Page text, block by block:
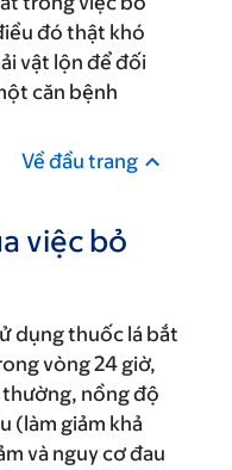
đó thật khó
vật lộn để đối
căn bệnh
Về đầu trang
việc bỏ
dụng thuốc lá bắt
vòng 24 giờ,
thường, nồng độ
(làm giảm khả
và nguy cơ đau